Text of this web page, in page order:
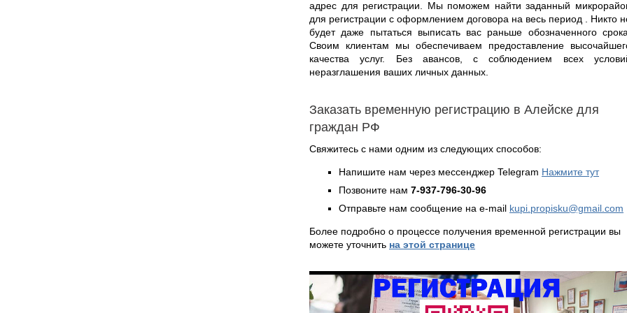
адрес для регистрации. Мы поможем найти заданный
для регистрации с оформлением договора на весь период . Никто
будет даже пытаться выписать вас раньше обозначенного срока.
Своим клиентам мы обеспечиваем предоставление
качества услуг. Без авансов, с соблюдением всех
неразглашения ваших личных данных.
Заказать временную регистрацию в Алейске для
граждан РФ
Свяжитесь с нами одним из следующих способов:
Напишите нам через мессенджер Telegram Нажмите тут
Позвоните нам 7-937-796-30-96
Отправьте нам сообщение на e-mail kupi.propisku@gmail.com
Более подробно о процессе получения временной регистрации вы
можете уточнить на этой странице